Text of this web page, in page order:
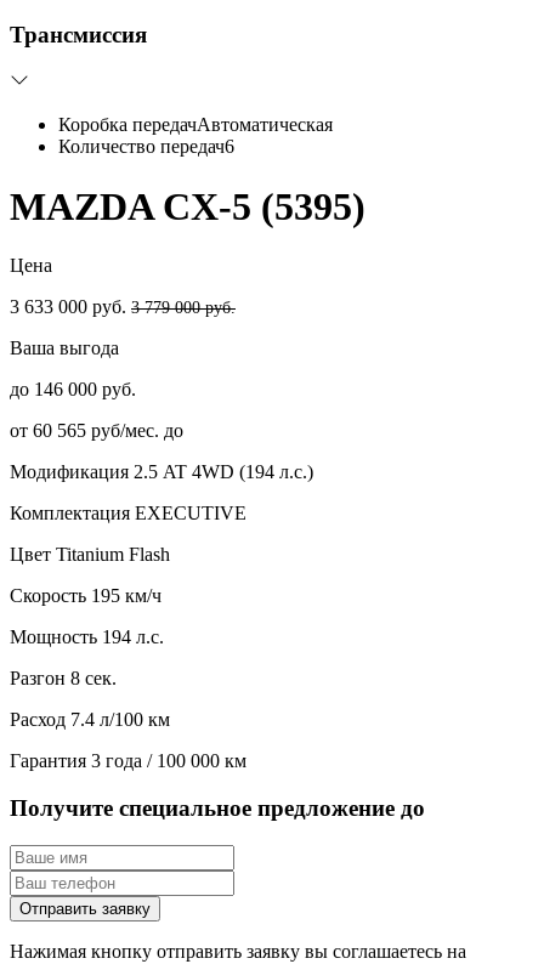
Трансмиссия
Коробка передачАвтоматическая
Количество передач6
MAZDA CX-5 (5395)
Цена
3 633 000 руб. 3 779 000 руб.
Ваша выгода
до 146 000 руб.
от 60 565 руб/мес. до
Модификация 2.5 AT 4WD (194 л.с.)
Комплектация EXECUTIVE
Цвет Titanium Flash
Скорость 195 км/ч
Мощность 194 л.с.
Разгон 8 сек.
Расход 7.4 л/100 км
Гарантия 3 года / 100 000 км
Получите специальное предложение до
Отправить заявку
Нажимая кнопку отправить заявку вы соглашаетесь на